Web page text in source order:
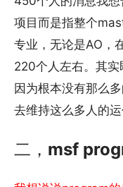
项目而是指整个
专业，无论是AO，
220个人左右。其实
因为根本没有那么
去维持这么多人的
二， msf